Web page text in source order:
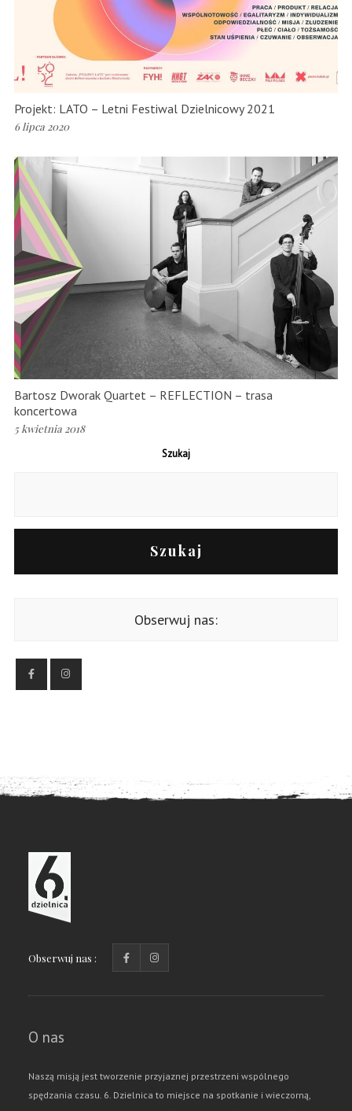
Projekt: LATO – Letni Festiwal Dzielnicowy 2021
6 lipca 2020
Bartosz Dworak Quartet – REFLECTION – trasa
koncertowa
5 kwietnia 2018
Szukaj
Szukaj
Obserwuj nas:
Obserwuj nas :
O nas
Naszą misją jest tworzenie przyjaznej przestrzeni wspólnego
spędzania czasu. 6. Dzielnica to miejsce na spotkanie i wieczorną,